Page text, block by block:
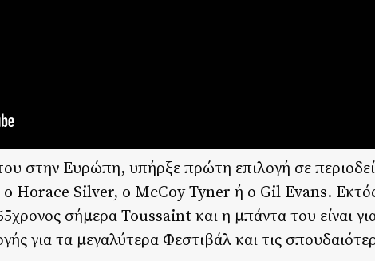
στην Ευρώπη, υπήρξε πρώτη επιλογή σε
Horace Silver, o McCoy Tyner ή ο Gil Evans.
σήμερα Toussaint και η μπάντα του είναι
για τα μεγαλύτερα Φεστιβάλ και τις